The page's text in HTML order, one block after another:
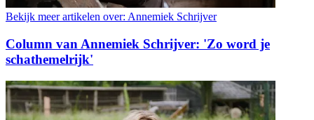
Bekijk meer artikelen over: Annemiek Schrijver
Column van Annemiek Schrijver: 'Zo word je
schathemelrijk'